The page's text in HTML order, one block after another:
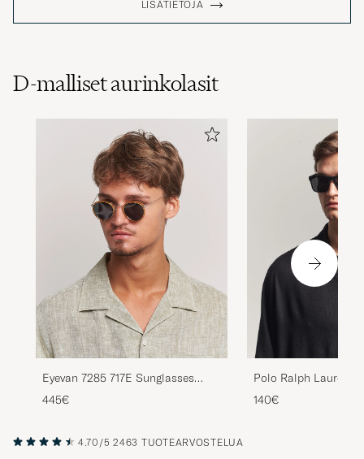
LISÄTIETOJA
D-malliset aurinkolasit
Eyevan 7285 717E Sunglasses
Silver Honey
445€
Polo Ralph Lauren
Sunglasses Matte
140€
4.70/5 2463 TUOTEARVOSTELUA